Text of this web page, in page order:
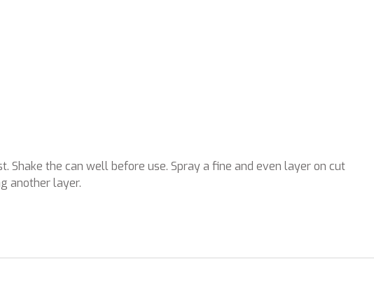
the can well before use. Spray a fine and even layer on cut
another layer.